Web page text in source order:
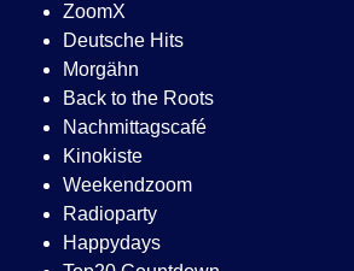
ZoomX
Deutsche Hits
Morgähn
Back to the Roots
Nachmittagscafé
Kinokiste
Weekendzoom
Radioparty
Happydays